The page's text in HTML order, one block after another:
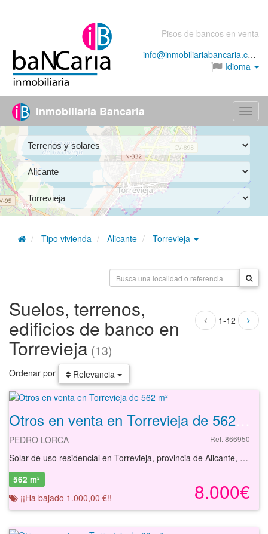
Pisos de bancos en venta
info@inmobiliariabancaria.com
Idioma
Menú
Inmobiliaria Bancaria
Tipo vivienda Alicante Torrevieja
1-12
Suelos, terrenos,
edificios de banco en
Torrevieja (13)
Ordenar por Relevancia
PEDRO LORCA Ref. 866950
Solar de uso residencial en Torrevieja, provincia de Alicante, de tipología plurifamiliar con una superficie de 562 m², con edificabilidad estimada de 1.482 m² y un número estimado de 15 unidades a edificar. El % de propiedad que se posee en la finca registral es del 2,29 %. La edificacion preexistente se encuentra demolida. Zona residencial para uso de segunda vivienda. Tipologia general de edificios plurifamiliares entre medianeras. Parcela de morfologia rectangular y topografia plana. Clasificacion urbanística suelo urbano con calificación CU-1 y altura máxima de 4 plantas, PB+II+atico. En la nota simple registral se define la vivienda preexistente. Se estima que puede desarrollarse una promoción de 15 viviendas y 98 m²c aproximadamente, incluyendo zonas comunes, más un sótano para dotación de plazas de garaje.
8.000€
562 m²
¡¡Ha bajado 1.000,00 €!!